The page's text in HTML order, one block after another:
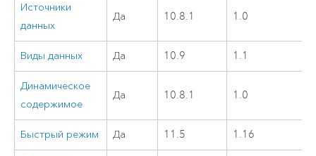
Источники
данных
Да 10.8.1 1.0
Виды данных Да 10.9 1.1
Динамическое
содержимое
Да 10.8.1 1.0
Быстрый режим Да 11.5 1.16